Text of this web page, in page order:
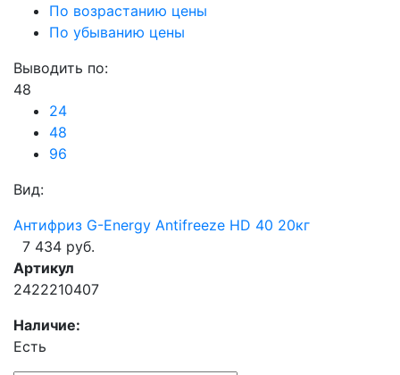
По возрастанию цены
По убыванию цены
Выводить по:
48
24
48
96
Вид:
Антифриз G-Energy Antifreeze HD 40 20кг
7 434 руб.
Артикул
2422210407
Наличие:
Есть